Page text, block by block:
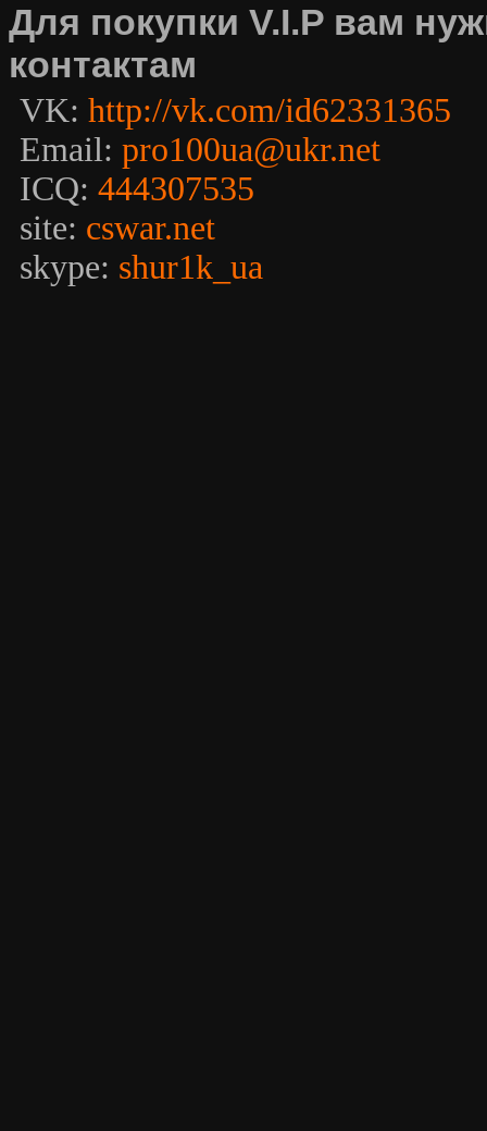
Для покупки V.I.P вам
контактам
VK: http://vk.com/id62331365
Email: pro100ua@ukr.net
ICQ: 444307535
site: cswar.net
skype: shur1k_ua